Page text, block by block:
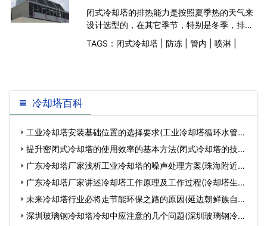
闭式冷却塔的排热能力是按照夏季热的天气来
设计选型的，在其它季节，特别是冬季，排热
能力就可能过大了。闭式冷却塔运行时，即使
环境温度高于零度，闭式冷却塔也可能将管内
TAGS： 闭式冷却塔| 防冻| 管内 喷淋|
冷却塔百科
工业冷却塔安装基础位置的选择要求(工业冷却塔循环水管道
安装视频)…
提升密闭式冷却塔的使用效率的基本方法(闭式冷却塔的技术
方案)…
广东冷却塔厂家浅析工业冷却塔的噪声处理方案(珠海附近冷
却塔厂)…
广东冷却塔厂家讲述冷却塔工作原理及工作过程(冷却塔生产
定制)…
未来冷却塔行业必将走节能环保之路的原因(延边朝鲜族自治
州节能环保冷…
深圳玻璃钢冷却塔冷却中应注意的几个问题(深圳玻璃钢冷却